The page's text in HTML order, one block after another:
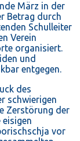
März in der
Betrag durch
Schulleiter
Verein
organisiert.
und
entgegen.
des
schwierigen
Zerstörung der
vor